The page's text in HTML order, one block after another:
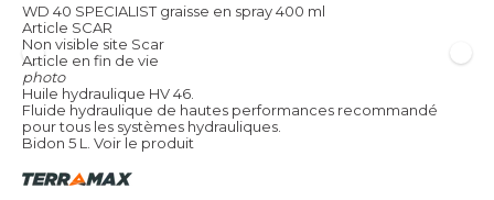
WD 40 SPECIALIST graisse en spray 400 ml
Article SCAR
Non visible site Scar
Article en fin de vie
photo
Huile hydraulique HV 46.
Fluide hydraulique de hautes performances recommandé
pour tous les systèmes hydrauliques.
Bidon 5 L.
Voir le produit